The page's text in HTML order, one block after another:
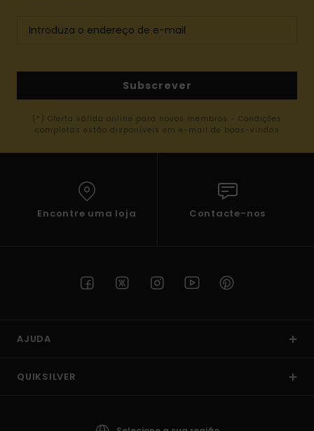
Subscrever
(*) Oferta válida online para novos membros - Condições
completas estão disponíveis em e-mail de boas-vindas
Encontre uma loja Contacte-nos
AJUDA
QUIKSILVER